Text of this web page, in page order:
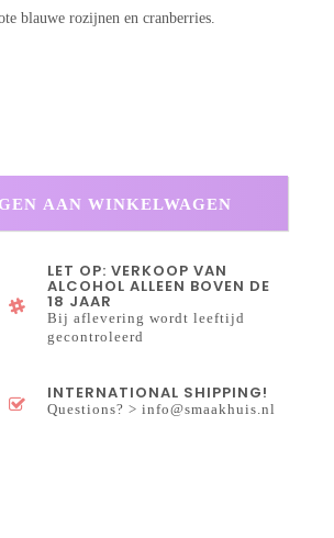
blauwe rozijnen en cranberries.
AAN WINKELWAGEN
LET OP: VERKOOP VAN
ALCOHOL ALLEEN BOVEN DE
18 JAAR
Bij aflevering wordt leeftijd
gecontroleerd
INTERNATIONAL SHIPPING!
Questions? >info@smaakhuis.nl